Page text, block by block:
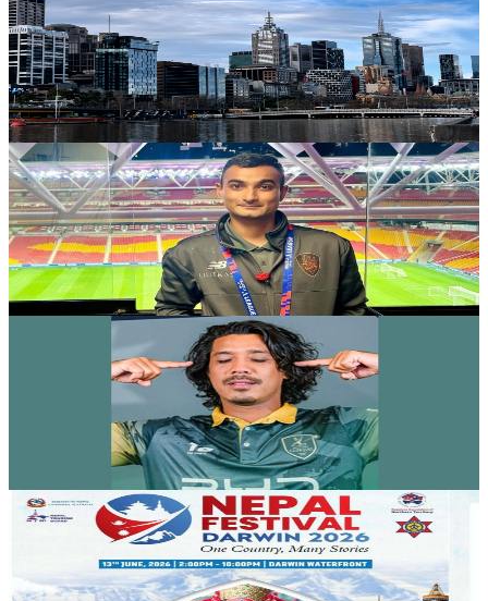
अन्तर्राष्ट्रिय विद्यार्थी आकर्षित गर्न भिक्टोरियाले बनायो नयाँ
रणनीति
२०२६ जुलाई २३
Australia
फिफा विश्वकपमा अस्ट्रेलियाको टोलीका लागि रणनीति
बनाउने नेपाली युवा
२०२६ जुलाई २३
एनपिएल अष्ट्रेलियाको पाँचौं संस्करणमा कृष्ण कार्की
सबैभन्दा महँगा खेलाडी
२०२६ जुलाई १९
Australia
डार्विनमा नेपाल फेस्टिभल हुँदै